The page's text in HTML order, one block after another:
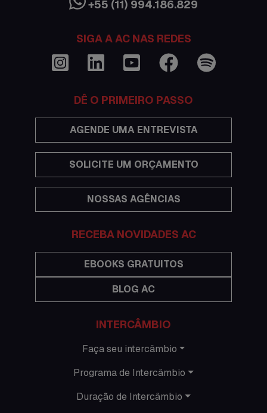
Cultura Austrália
Curso de inglês no exterior
Dicas
Economia
Estudar no exterior
Eventos
Histórias de intercâmbio
Hospedagem
Imigração Austrália
Informações gerais
Intercâmbio de férias
Minhas histórias na Austrália
Nova Zelândia
+55 (11) 994.186.829
SIGA A AC NAS REDES
DÊ O PRIMEIRO PASSO
AGENDE UMA ENTREVISTA
SOLICITE UM ORÇAMENTO
NOSSAS AGÊNCIAS
RECEBA NOVIDADES AC
EBOOKS GRATUITOS
BLOG AC
INTERCÂMBIO
Faça seu intercâmbio
Programa de Intercâmbio
Duração de Intercâmbio